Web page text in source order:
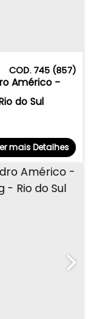
745 (857)
Américo -
do Sul
mais Detalhes